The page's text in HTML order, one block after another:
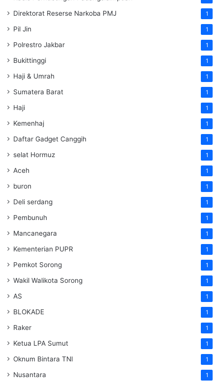
Direktorat Reserse Narkoba PMJ 1
Pil Jin 1
Polrestro Jakbar 1
Bukittinggi 1
Haji & Umrah 1
Sumatera Barat 1
Haji 1
Kemenhaj 1
Daftar Gadget Canggih 1
selat Hormuz 1
Aceh 1
buron 1
Deli serdang 1
Pembunuh 1
Mancanegara 1
Kementerian PUPR 1
Pemkot Sorong 1
Wakil Walikota Sorong 1
AS 1
BLOKADE 1
Raker 1
Ketua LPA Sumut 1
Oknum Bintara TNI 1
Nusantara 1